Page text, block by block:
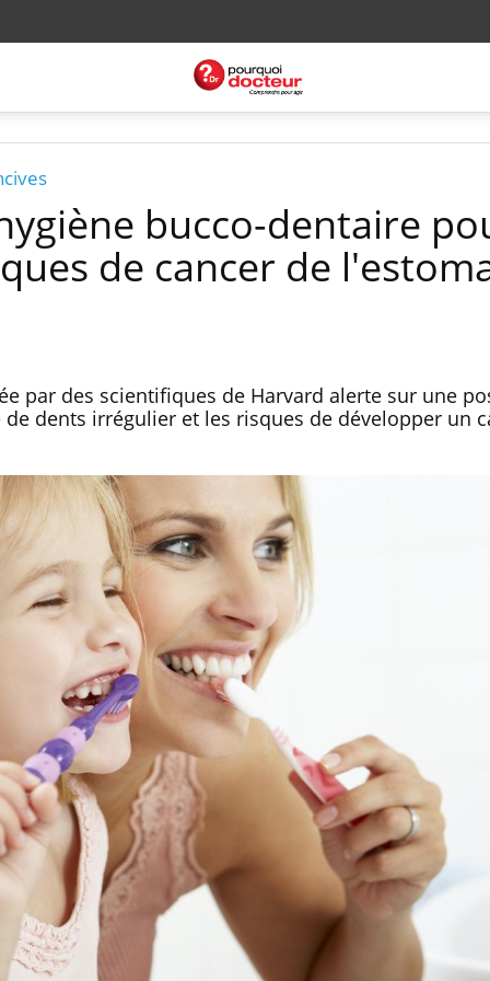
bucco-dentaire
de cancer de
par des scientifiques de Harvard alerte sur une
dents irrégulier et les risques de développer un
La sieste empêche-t-elle
de dormir la nuit ?
VIH : la fin du comprimé
tous les jours se profile-t-
elle enfin ?
Pourquoi votre ventre
gâche-t-il les premiers
jours de vos vacances ?
de